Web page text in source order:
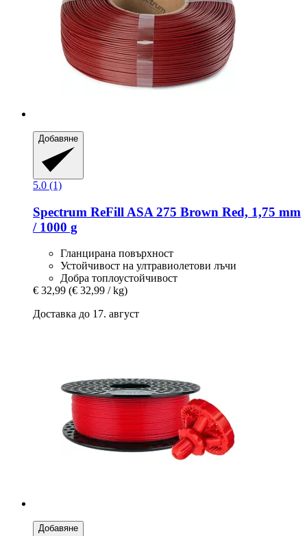
Добавяне
5.0 (1)
Spectrum ReFill ASA 275 Brown Red, 1,75 mm
/ 1000 g
Гланцирана повърхност
Устойчивост на ултравиолетови лъчи
Добра топлоустойчивост
€ 32,99 (€ 32,99 / kg)
Доставка до 17. август
Добавяне